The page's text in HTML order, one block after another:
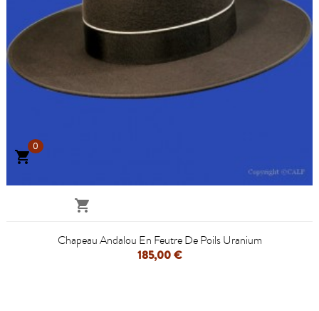

Chapeau Andalou En Feutre De Poils Uranium
185,00 €

0